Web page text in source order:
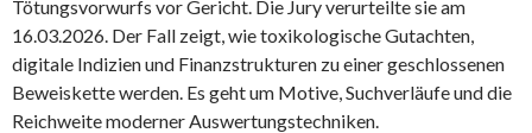
Tötungsvorwurfs vor Gericht. Die Jury verurteilte sie am
16.03.2026. Der Fall zeigt, wie toxikologische Gutachten,
digitale Indizien und Finanzstrukturen zu einer geschlossenen
Beweiskette werden. Es geht um Motive, Suchverläufe und die
Reichweite moderner Auswertungstechniken.